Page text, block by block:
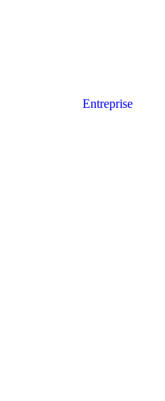
Entreprise